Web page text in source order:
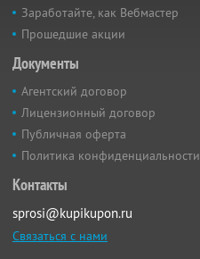
Заработайте, как Вебмастер
Прошедшие акции
Документы
Агентский договор
Лицензионный договор
Публичная оферта
Политика конфиденциальности
Контакты
sprosi@kupikupon.ru
Связаться с нами